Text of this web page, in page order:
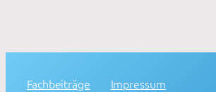
Fachbeiträge
Impressum